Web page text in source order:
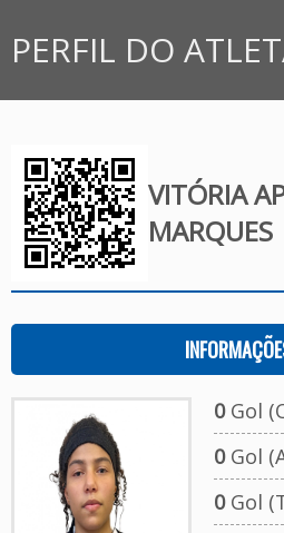
PERFIL DO
VITÓRIA
MARQUES
0Gol
0Gol
0Gol